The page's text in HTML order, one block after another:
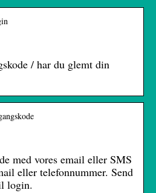
/ har du glemt din
med vores email eller SMS
eller telefonnummer. Send
login.